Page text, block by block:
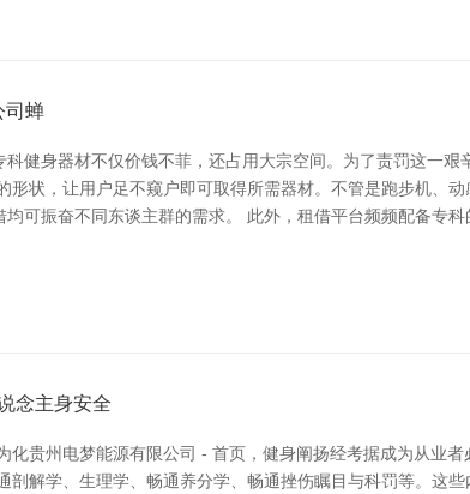
司蝉
健身器材不仅价钱不菲，还占用大宗空间。为了责罚这一
状，让用户足不窥户即可取得所需器材。不管是跑步机、
可振奋不同东谈主群的需求。 此外，租借平台频频配备专
念主身安全
贵州电梦能源有限公司 - 首页，健身阐扬经考据成为从业
解学、生理学、畅通养分学、畅通挫伤瞩目与科罚等。这